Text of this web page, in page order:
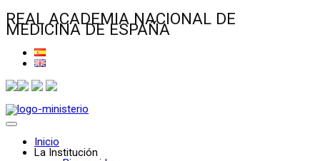
REAL ACADEMIA NACIONAL DE
MEDICINA DE ESPAÑA
Inicio
La Institución